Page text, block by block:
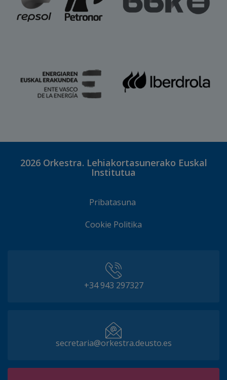
2026 Orkestra. Lehiakortasunerako Euskal
Institutua
Pribatasuna
Cookie Politika
+34 943 297327
secretaria@orkestra.deusto.es